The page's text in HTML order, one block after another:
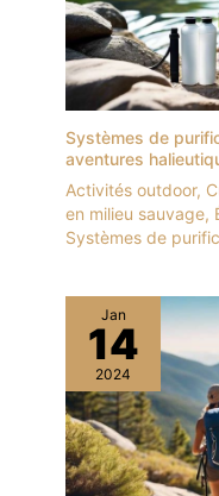
Systèmes de
aventures
Activités outdoor,
en milieu sauvage,
Systèmes de
Jan
14
2024